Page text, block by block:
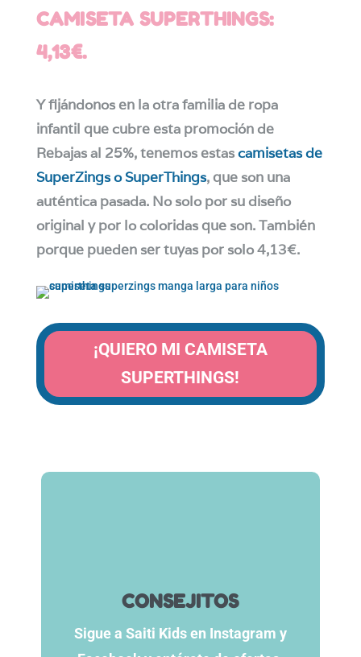
CAMISETA SUPERTHINGS:
4,13€.
Y fijándonos en la otra familia de ropa
infantil que cubre esta promoción de
Rebajas al 25%, tenemos estascamisetas de
SuperZings o SuperThings, que son una
auténtica pasada. No solo por su diseño
original y por lo coloridas que son. También
porque pueden ser tuyas por solo 4,13€.
¡QUIERO MI CAMISETA
SUPERTHINGS!
CONSEJITOS
Sigue a Saiti Kids en Instagram y